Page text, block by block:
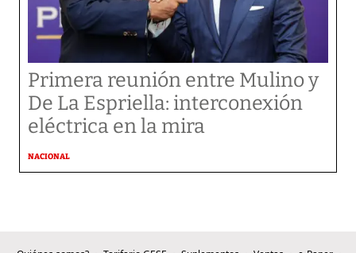
Primera reunión entre Mulino y
De La Espriella: interconexión
eléctrica en la mira
NACIONAL